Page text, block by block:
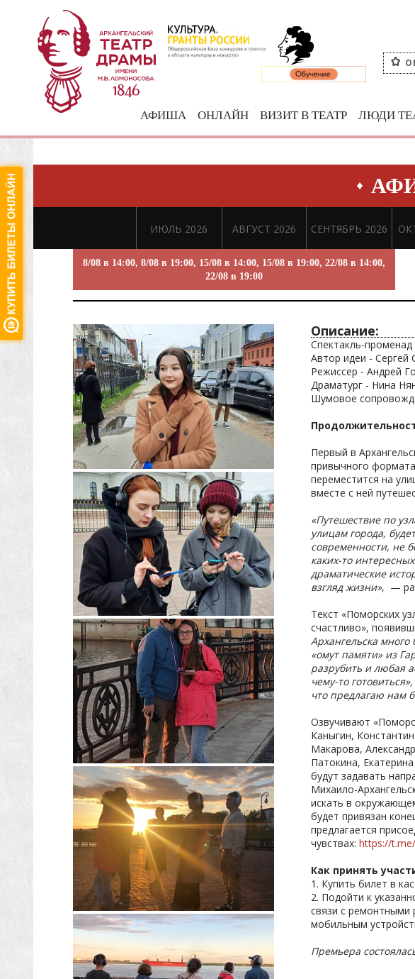
АФИША ОНЛАЙН ВИЗИТ В ТЕАТР ЛЮДИ
ИЮЛЬ 2026 АВГУСТ 2026 СЕНТЯБРЬ 2026
8/08 в 14:00, 8/08 в 19:00, 15/08 в 14:00, 15/08 в 19:00, 22/08 в 14:00,
22/08 в 19:00
Описание:
Спектакль-променад
Автор идеи - Сергей
Режиссер - Андрей
Драматург - Нина
Шумовое
Первый в
привычного
переместится на
вместе с ней
«Путешествие по
улицам города,
современности, не
каких-то
драматические
взгляд жизни», —
Текст «Поморских
счастливо»,
Архангельска
«омут памяти» из
разрубить и любая
чему-то
что предлагаю нам
Озвучивают
Каныгин,
Макарова,
Патокина,
будут задавать
Михаило-
искать в
будет привязан
предлагается
чувствах: https://
Как принять
1. Купить билет в
2. Подойти к
связи с ремонтными
мобильным
Премьера